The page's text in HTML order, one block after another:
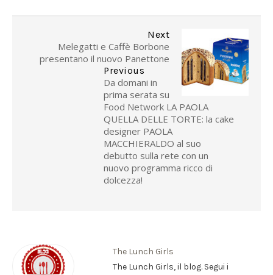
Next
Melegatti e Caffè Borbone
presentano il nuovo Panettone
Previous
Da domani in
prima serata su
Food Network LA PAOLA
QUELLA DELLE TORTE: la cake
designer PAOLA
MACCHIERALDO al suo
debutto sulla rete con un
nuovo programma ricco di
dolcezza!
The Lunch Girls
The Lunch Girls, il blog. Segui i